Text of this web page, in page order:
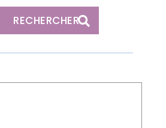
RECHERCHER